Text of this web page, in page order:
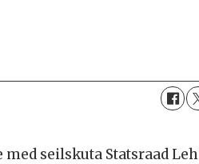
seilskuta Statsraad